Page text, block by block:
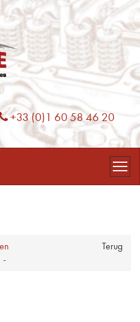
Phone
+33 (0)1 60 58 46 20
Terug
-